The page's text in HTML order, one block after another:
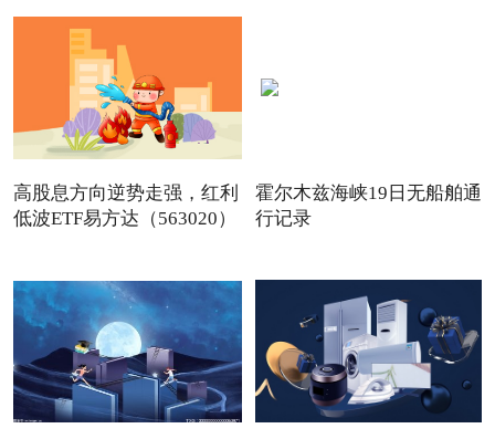
高股息方向逆势走强，红利
低波ETF易方达（563020）
霍尔木兹海峡19日无船舶通
行记录